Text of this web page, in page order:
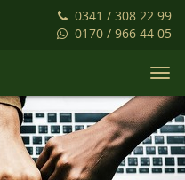
0341 / 308 22 99
0170 / 966 44 05